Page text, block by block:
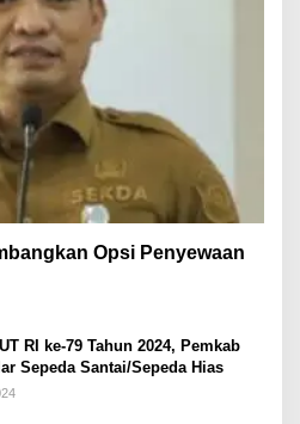
Opsi Penyewaan
RI ke-79 Tahun 2024, Pemkab
Sepeda Santai/Sepeda Hias